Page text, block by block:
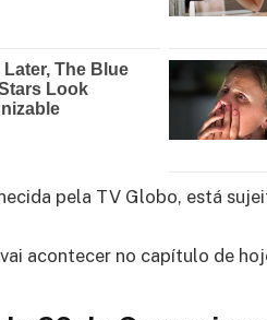
pela TV Globo, está
acontecer no capítulo de